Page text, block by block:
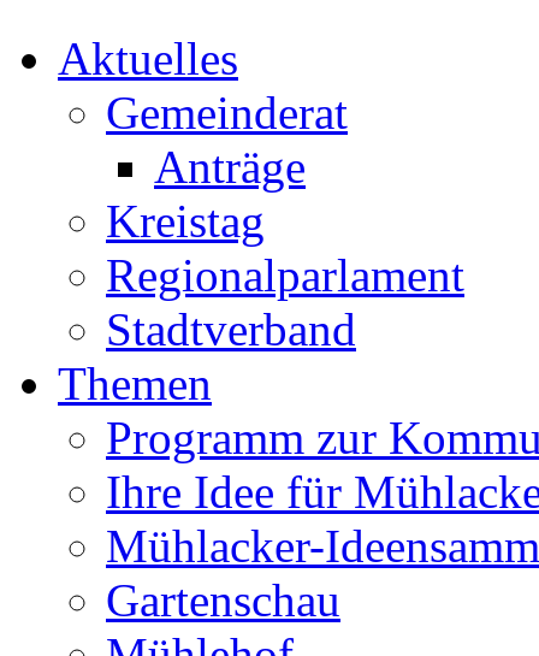
Aktuelles
Gemeinderat
Anträge
Kreistag
Regionalparlament
Stadtverband
Themen
Programm zur
Ihre Idee für
Mühlacker-
Gartenschau